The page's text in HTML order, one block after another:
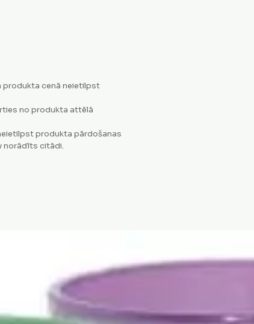
produkta cenā neietilpst
no produkta attēlā
produkta pārdošanas
norādīts citādi.